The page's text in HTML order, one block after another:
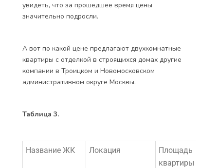
увидеть, что за прошедшее время цены
значительно подросли.
А вот по какой цене предлагают двухкомнатные
квартиры с отделкой в строящихся домах другие
компании в Троицком и Новомосковском
административном округе Москвы.
Таблица 3.
Название ЖК Локация
Площадь
квартиры